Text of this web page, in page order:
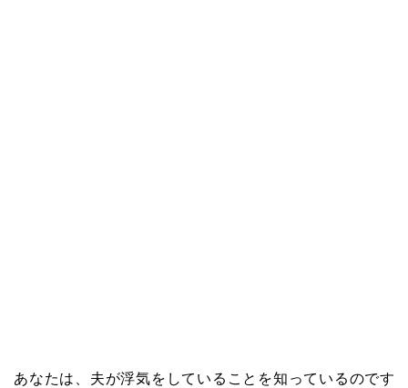
あなたは、夫が浮気をしていることを知っているのです